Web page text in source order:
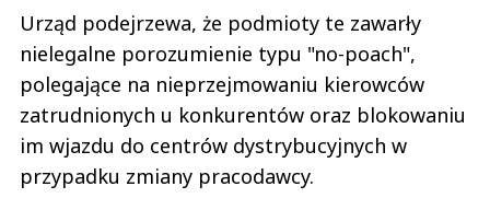
Urząd podejrzewa, że podmioty te zawarły
nielegalne porozumienie typu "no-poach",
polegające na nieprzejmowaniu kierowców
zatrudnionych u konkurentów oraz blokowaniu
im wjazdu do centrów dystrybucyjnych w
przypadku zmiany pracodawcy.